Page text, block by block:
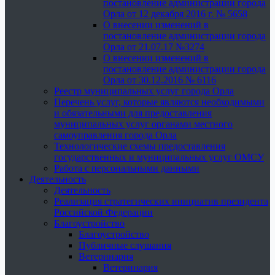
постановление администрации города
Орла от 12 декабря 2016 г. № 5658
О внесении изменений в
постановление администрации города
Орла от 21.07.17 №3274
О внесении изменений в
постановление администрации города
Орла от 30.12.2016 № 6116
Реестр муниципальных услуг города Орла
Перечень услуг, которые являются необходимыми
и обязательными для предоставления
муниципальных услуг органами местного
самоуправления города Орла
Технологические схемы предоставления
государственных и муниципальных услуг ОМСУ
Работа с персональными данными
Деятельность
Деятельность
Реализация стратегических инициатив президента
Российской Федерации
Благоустройство
Благоустройство
Публичные слушания
Ветеринария
Ветеринария